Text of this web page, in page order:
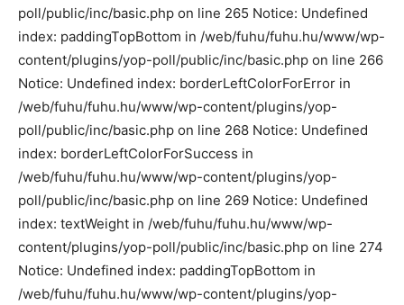
poll/public/inc/basic.php on line 265 Notice: Undefined
index: paddingTopBottom in /web/fuhu/fuhu.hu/www/wp-
content/plugins/yop-poll/public/inc/basic.php on line 266
Notice: Undefined index: borderLeftColorForError in
/web/fuhu/fuhu.hu/www/wp-content/plugins/yop-
poll/public/inc/basic.php on line 268 Notice: Undefined
index: borderLeftColorForSuccess in
/web/fuhu/fuhu.hu/www/wp-content/plugins/yop-
poll/public/inc/basic.php on line 269 Notice: Undefined
index: textWeight in /web/fuhu/fuhu.hu/www/wp-
content/plugins/yop-poll/public/inc/basic.php on line 274
Notice: Undefined index: paddingTopBottom in
/web/fuhu/fuhu.hu/www/wp-content/plugins/yop-